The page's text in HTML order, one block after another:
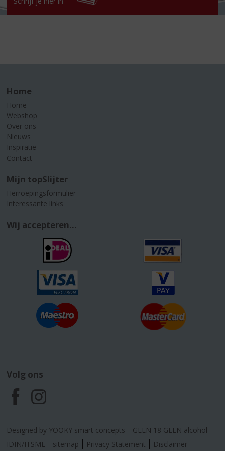
Home
Home
Webshop
Over ons
Nieuws
Inspiratie
Contact
Mijn topSlijter
Herroepingsformulier
Interessante links
Wij accepteren...
Volg ons
F
a
I
n
Designed by YOOKY smart concepts
GEEN 18 GEEN alcohol
IDIN/ITSME
sitemap Privacy Statement Disclaimer